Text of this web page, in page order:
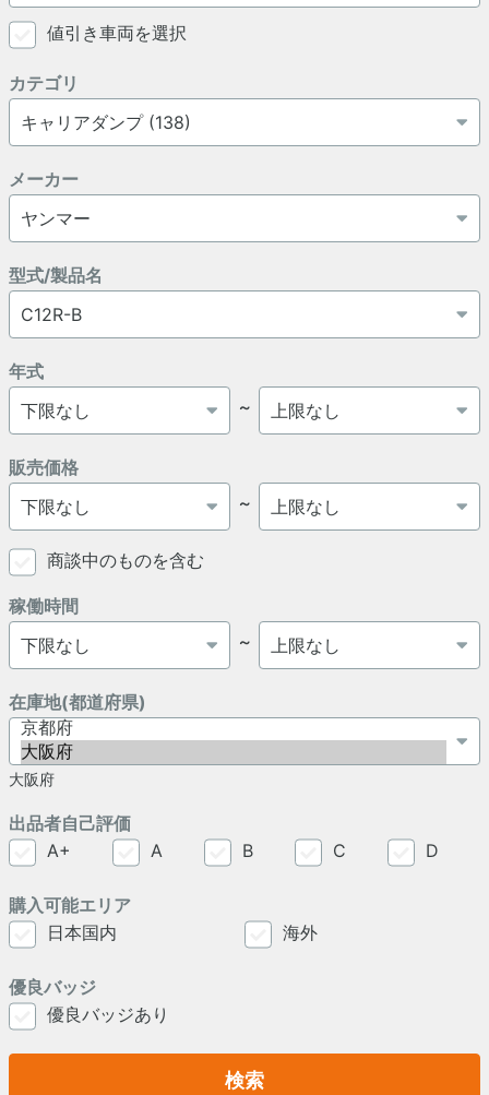
値引き車両を選択
カテゴリ
メーカー
型式/製品名
年式
～
販売価格
～
商談中のものを含む
稼働時間
～
在庫地(都道府県)
大阪府
出品者自己評価
A+
A B C D
購入可能エリア
日本国内
海外
優良バッジ
優良バッジあり
検索